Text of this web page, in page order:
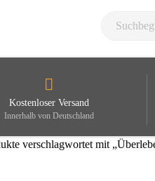
Kostenloser Versand
Innerhalb von Deutschland
verschlagwortet mit